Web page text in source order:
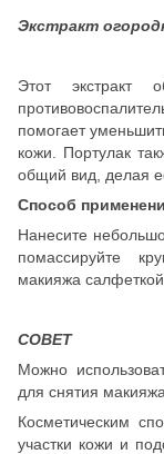
Экстракт
Этот экстракт
помогает
кожи. Портулак
общий вид, делая
Способ
Нанесите
помассируйте
макияжа
СОВЕТ
Можно
для снятия
Косметическим
участки кожи и